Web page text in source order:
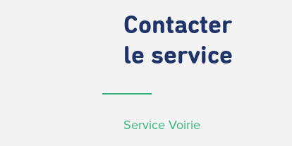
Contacter
le service
Service Voirie